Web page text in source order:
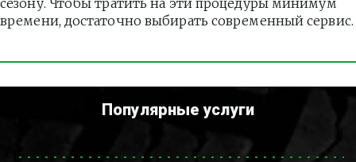
сезону. Чтобы тратить на эти процедуры минимум
времени, достаточно выбирать современный сервис.
Популярные услуги